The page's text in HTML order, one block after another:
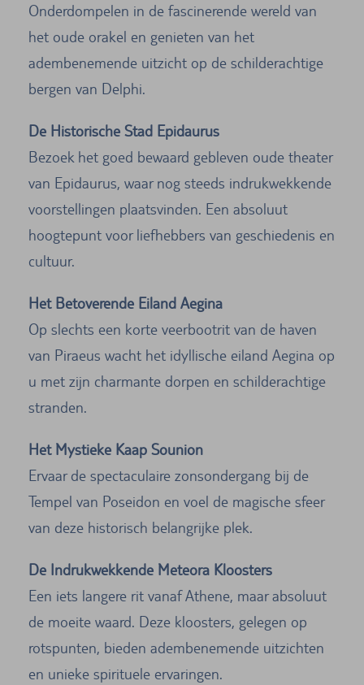
Onderdompelen in de fascinerende wereld van
het oude orakel en genieten van het
adembenemende uitzicht op de schilderachtige
bergen van Delphi.
De Historische Stad Epidaurus
Bezoek het goed bewaard gebleven oude theater
van Epidaurus, waar nog steeds indrukwekkende
voorstellingen plaatsvinden. Een absoluut
hoogtepunt voor liefhebbers van geschiedenis en
cultuur.
Het Betoverende Eiland Aegina
Op slechts een korte veerbootrit van de haven
van Piraeus wacht het idyllische eiland Aegina op
u met zijn charmante dorpen en schilderachtige
stranden.
Het Mystieke Kaap Sounion
Ervaar de spectaculaire zonsondergang bij de
Tempel van Poseidon en voel de magische sfeer
van deze historisch belangrijke plek.
De Indrukwekkende Meteora Kloosters
Een iets langere rit vanaf Athene, maar absoluut
de moeite waard. Deze kloosters, gelegen op
rotspunten, bieden adembenemende uitzichten
en unieke spirituele ervaringen.